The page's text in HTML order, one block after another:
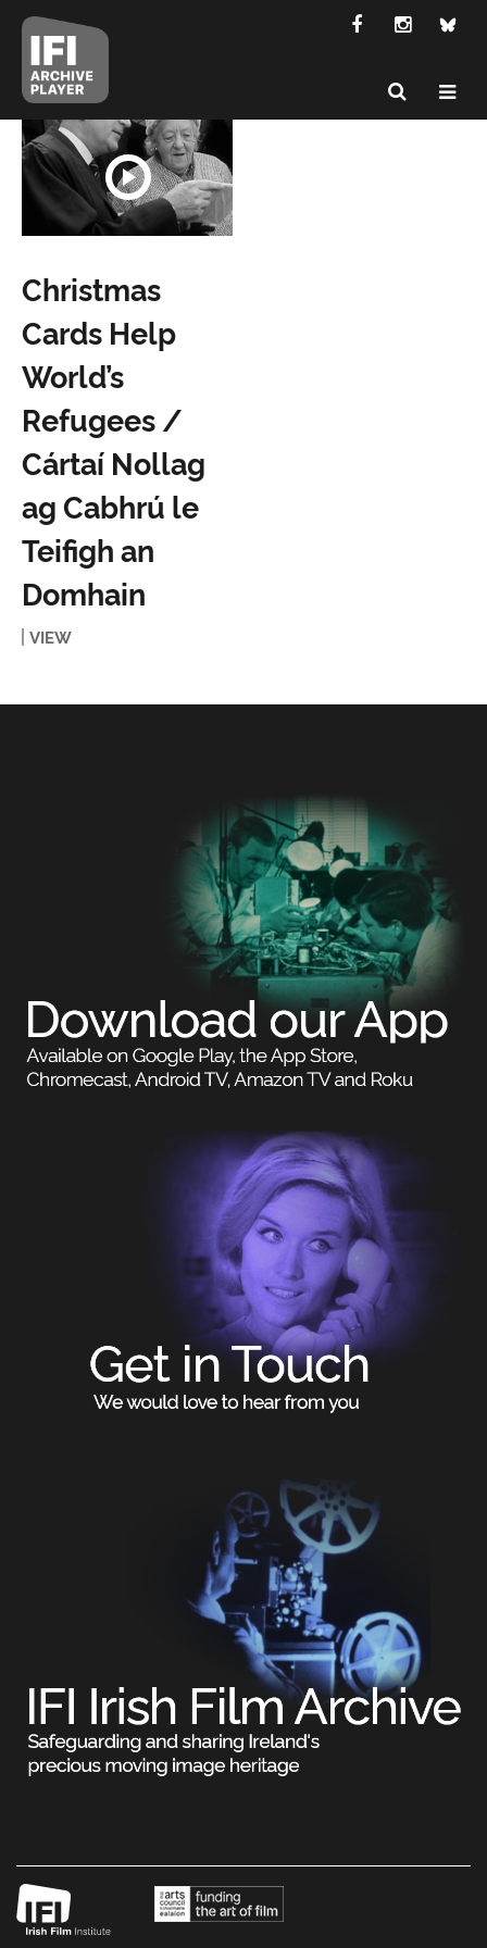
Christmas
Cards Help
World’s
Refugees /
Cártaí Nollag
ag Cabhrú le
Teifigh an
Domhain
VIEW